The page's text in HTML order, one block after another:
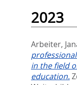
2023
Arbeiter,
in the field
education.